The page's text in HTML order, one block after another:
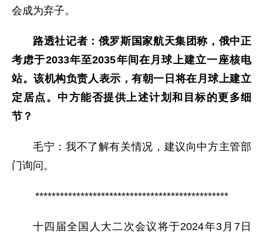
会成为弃子。
路透社记者：俄罗斯国家航天集团称，俄中正
考虑于2033年至2035年间在月球上建立一座核电
站。该机构负责人表示，有朝一日将在月球上建立
定居点。中方能否提供上述计划和目标的更多细
节？
毛宁： 我不了解有关情况，建议向中方主管部
门询问。
***********************************************
十四届全国人大二次会议将于2024年3月7日